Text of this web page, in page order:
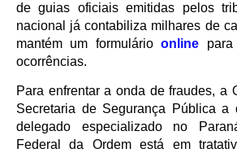
de guias oficiais emitidas pelos
nacional já contabiliza milhares de
mantém um formulárioonline
ocorrências.
Para enfrentar a onda de fraudes, a
Secretaria de Segurança Pública a
delegado especializado no
Federal da Ordem está em